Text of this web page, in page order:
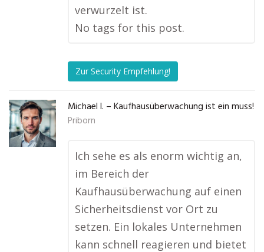
verwurzelt ist.
No tags for this post.
Zur Security Empfehlung!
Michael I. – Kaufhausüberwachung ist ein muss!
Priborn
Ich sehe es als enorm wichtig an,
im Bereich der
Kaufhausüberwachung auf einen
Sicherheitsdienst vor Ort zu
setzen. Ein lokales Unternehmen
kann schnell reagieren und bietet